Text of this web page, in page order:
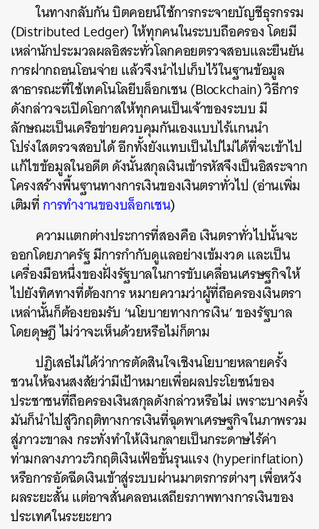
ในทางกลับกัน บิตคอยน์ใช้การกระจายบัญชีธุรกรรม
(Distributed Ledger) ให้ทุกคนในระบบถือครอง โดยมี
เหล่านักประมวลผลอิสระทั่วโลกคอยตรวจสอบและยืนยัน
การฝากถอนโอนจ่าย แล้วจึงนำไปเก็บไว้ในฐานข้อมูล
สาธารณะที่ใช้เทคโนโลยีบล็อกเชน (Blockchain) วิธีการ
ดังกล่าวจะเปิดโอกาสให้ทุกคนเป็นเจ้าของระบบ มี
ลักษณะเป็นเครือข่ายควบคุมกันเองแบบไร้แกนนำ
โปร่งใสตรวจสอบได้ อีกทั้งยังแทบเป็นไปไม่ได้ที่จะเข้าไป
แก้ไขข้อมูลในอดีต ดังนั้นสกุลเงินเข้ารหัสจึงเป็นอิสระจาก
โครงสร้างพื้นฐานทางการเงินของเงินตราทั่วไป (อ่านเพิ่ม
เติมที่การทำงานของบล็อกเชน)
ความแตกต่างประการที่สองคือ เงินตราทั่วไปนั้นจะ
ออกโดยภาครัฐ มีการกำกับดูแลอย่างเข้มงวด และเป็น
เครื่องมือหนึ่งของฝั่งรัฐบาลในการขับเคลื่อนเศรษฐกิจให้
ไปยังทิศทางที่ต้องการ หมายความว่าผู้ที่ถือครองเงินตรา
เหล่านั้นก็ต้องยอมรับ ‘นโยบายทางการเงิน’ ของรัฐบาล
โดยดุษฎี ไม่ว่าจะเห็นด้วยหรือไม่ก็ตาม
ปฏิเสธไม่ได้ว่าการตัดสินใจเชิงนโยบายหลายครั้ง
ชวนให้ฉงนสงสัยว่ามีเป้าหมายเพื่อผลประโยชน์ของ
ประชาชนที่ถือครองเงินสกุลดังกล่าวหรือไม่ เพราะบางครั้ง
มันก็นำไปสู่วิกฤติทางการเงินที่ฉุดพาเศรษฐกิจในภาพรวม
สู่ภาวะขาลง กระทั่งทำให้เงินกลายเป็นกระดาษไร้ค่า
ท่ามกลางภาวะวิกฤติเงินเฟ้อขั้นรุนแรง (hyperinflation)
หรือการอัดฉีดเงินเข้าสู่ระบบผ่านมาตรการต่างๆ เพื่อหวัง
ผลระยะสั้น แต่อาจสั่นคลอนเสถียรภาพทางการเงินของ
ประเทศในระยะยาว